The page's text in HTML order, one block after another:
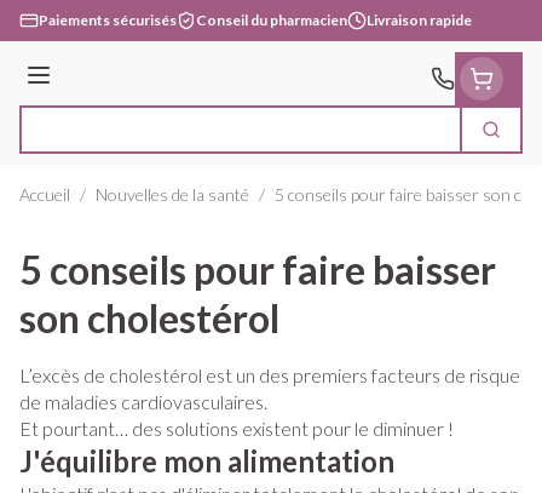
Aller au contenu
Paiements sécurisés Conseil du pharmacien Livraison rapide
Menu
Accueil / Nouvelles de la santé / 5 conseils pour faire baisser son
5 conseils pour faire baisser
son cholestérol
L’excès de cholestérol est un des premiers facteurs de risque
de maladies cardiovasculaires.
Et pourtant… des solutions existent pour le diminuer !
J'équilibre mon alimentation